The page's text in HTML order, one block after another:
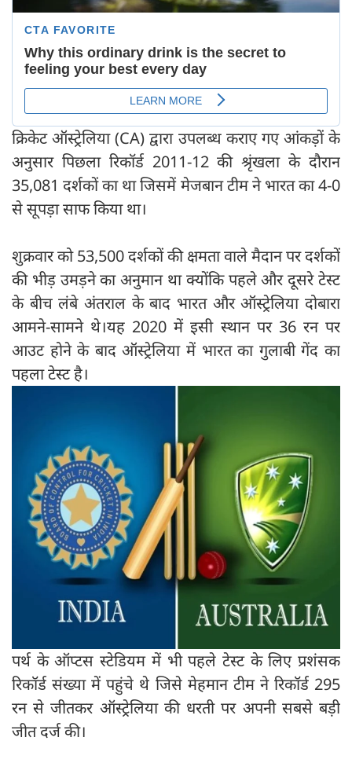
क्रिकेट ऑस्ट्रेलिया (CA) द्वारा उपलब्ध कराए गए आंकड़ों के
अनुसार पिछला रिकॉर्ड 2011-12 की श्रृंखला के दौरान
35,081 दर्शकों का था जिसमें मेजबान टीम ने भारत का 4-0
से सूपड़ा साफ किया था।
शुक्रवार को 53,500 दर्शकों की क्षमता वाले मैदान पर दर्शकों
की भीड़ उमड़ने का अनुमान था क्योंकि पहले और दूसरे टेस्ट
के बीच लंबे अंतराल के बाद भारत और ऑस्ट्रेलिया दोबारा
आमने-सामने थे।यह 2020 में इसी स्थान पर 36 रन पर
आउट होने के बाद ऑस्ट्रेलिया में भारत का गुलाबी गेंद का
पहला टेस्ट है।
पर्थ के ऑप्टस स्टेडियम में भी पहले टेस्ट के लिए प्रशंसक
रिकॉर्ड संख्या में पहुंचे थे जिसे मेहमान टीम ने रिकॉर्ड 295
रन से जीतकर ऑस्ट्रेलिया की धरती पर अपनी सबसे बड़ी
जीत दर्ज की।